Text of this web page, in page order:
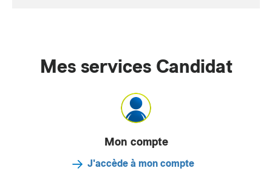
Mes services Candidat
Mon compte
J'accède à mon compte